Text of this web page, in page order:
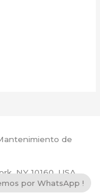
de
NY 10160, USA
por WhatsApp !